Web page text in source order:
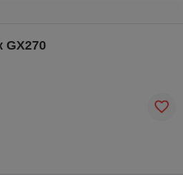
GX270